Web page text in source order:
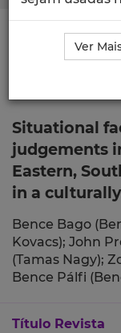
Ciência_Iscte
Publicação
Situational
judgements
Eastern,
in a
Bence Bago
Kovacs); John
(Tamas Nagy);
Bence Pálfi
Título Revista
Ver